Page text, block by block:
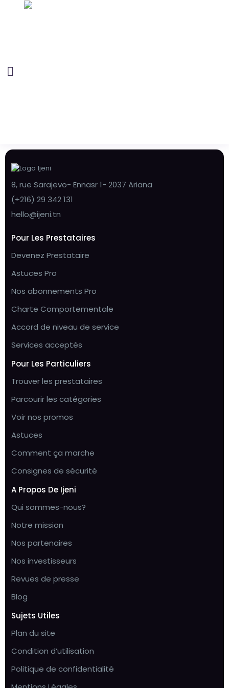
8, rue Sarajevo- Ennasr 1- 2037 Ariana
(+216) 29 342 131
hello@ijeni.tn
Pour Les Prestataires
Devenez Prestataire
Astuces Pro
Nos abonnements Pro
Charte Comportementale
Accord de niveau de service
Services acceptés
Pour Les Particuliers
Trouver les prestataires
Parcourir les catégories
Voir nos promos
Astuces
Comment ça marche
Consignes de sécurité
A Propos De Ijeni
Qui sommes-nous?
Notre mission
Nos partenaires
Nos investisseurs
Revues de presse
Blog
Sujets Utiles
Plan du site
Condition d’utilisation
Politique de confidentialité